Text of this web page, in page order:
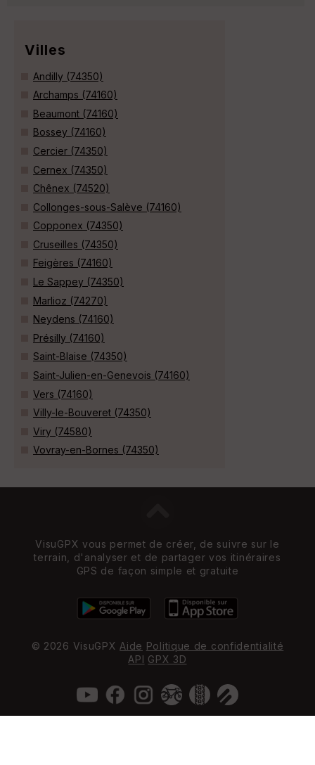
Villes
Andilly (74350)
Archamps (74160)
Beaumont (74160)
Bossey (74160)
Cercier (74350)
Cernex (74350)
Chênex (74520)
Collonges-sous-Salève (74160)
Copponex (74350)
Cruseilles (74350)
Feigères (74160)
Le Sappey (74350)
Marlioz (74270)
Neydens (74160)
Présilly (74160)
Saint-Blaise (74350)
Saint-Julien-en-Genevois (74160)
Vers (74160)
Villy-le-Bouveret (74350)
Viry (74580)
Vovray-en-Bornes (74350)
VisuGPX vous permet de créer, de suivre sur le
terrain, d'analyser et de partager vos itinéraires
GPS de façon simple et gratuite
© 2026 VisuGPXAide Politique de confidentialité
API GPX 3D